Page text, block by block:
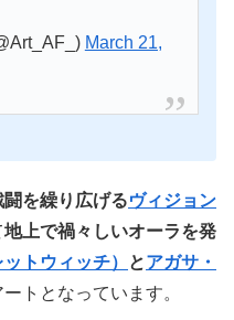
March 21,
闘を繰り広げるヴィジョン
地上で禍々しいオーラを発
トウィッチ） とアガサ・
トとなっています。